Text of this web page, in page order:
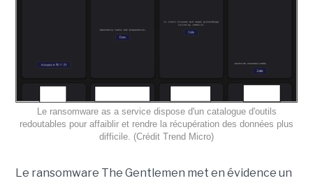
Le ransomware as a service dispose d'un catalogue d'outils
redoutables pour affaiblir et rendre la récupération des données plus
difficile. (Crédit Trend Micro)
Le ransomware The Gentlemen met en évidence un